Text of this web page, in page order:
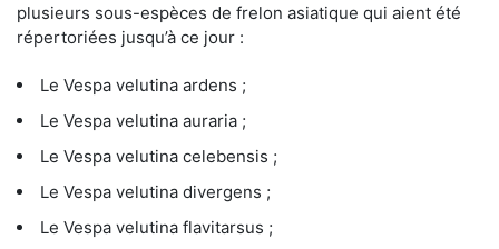
plusieurs sous-espèces de frelon asiatique qui aient été
répertoriées jusqu’à ce jour :
Le Vespa velutina ardens ;
Le Vespa velutina auraria ;
Le Vespa velutina celebensis ;
Le Vespa velutina divergens ;
Le Vespa velutina flavitarsus ;